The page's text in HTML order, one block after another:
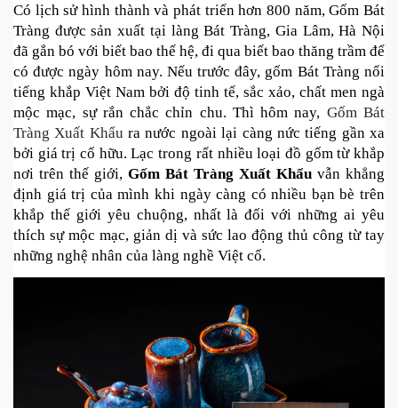
Có lịch sử hình thành và phát triển hơn 800 năm, Gốm Bát
Tràng được sản xuất tại làng Bát Tràng, Gia Lâm, Hà Nội
đã gắn bó với biết bao thế hệ, đi qua biết bao thăng trầm để
có được ngày hôm nay. Nếu trước đây, gốm Bát Tràng nổi
tiếng khắp Việt Nam bởi độ tinh tế, sắc xảo, chất men ngà
mộc mạc, sự rắn chắc chỉn chu. Thì hôm nay, Gốm Bát
Tràng Xuất Khẩu ra nước ngoài lại càng nức tiếng gần xa
bởi giá trị cố hữu. Lạc trong rất nhiều loại đồ gốm từ khắp
nơi trên thế giới, Gốm Bát Tràng Xuất Khẩu vẫn khẳng
định giá trị của mình khi ngày càng có nhiều bạn bè trên
khắp thế giới yêu chuộng, nhất là đối với những ai yêu
thích sự mộc mạc, giản dị và sức lao động thủ công từ tay
những nghệ nhân của làng nghề Việt cổ.